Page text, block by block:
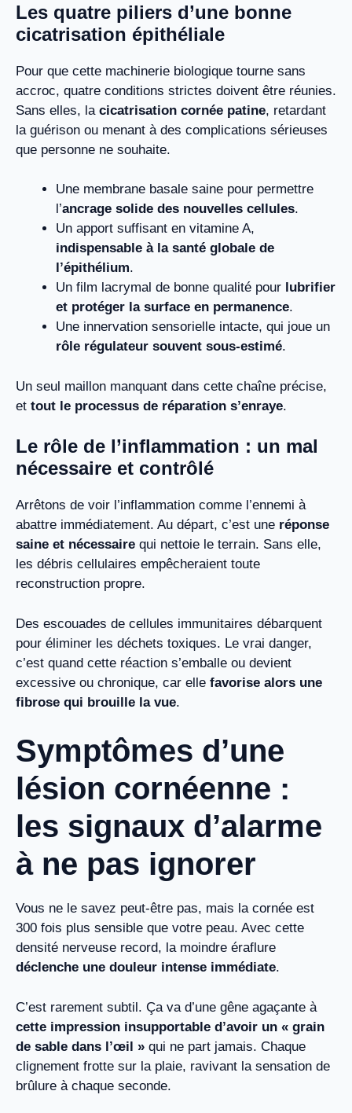
Les quatre piliers d’une bonne
cicatrisation épithéliale
Pour que cette machinerie biologique tourne sans
accroc, quatre conditions strictes doivent être réunies.
Sans elles, la cicatrisation cornée patine, retardant
la guérison ou menant à des complications sérieuses
que personne ne souhaite.
Une membrane basale saine pour permettre
l’ancrage solide des nouvelles cellules.
Un apport suffisant en vitamine A,
indispensable à la santé globale de
l’épithélium.
Un film lacrymal de bonne qualité pour lubrifier
et protéger la surface en permanence.
Une innervation sensorielle intacte, qui joue un
rôle régulateur souvent sous-estimé.
Un seul maillon manquant dans cette chaîne précise,
et tout le processus de réparation s’enraye.
Le rôle de l’inflammation : un mal
nécessaire et contrôlé
Arrêtons de voir l’inflammation comme l’ennemi à
abattre immédiatement. Au départ, c’est une réponse
saine et nécessaire qui nettoie le terrain. Sans elle,
les débris cellulaires empêcheraient toute
reconstruction propre.
Des escouades de cellules immunitaires débarquent
pour éliminer les déchets toxiques. Le vrai danger,
c’est quand cette réaction s’emballe ou devient
excessive ou chronique, car elle favorise alors une
fibrose qui brouille la vue.
Symptômes d’une
lésion cornéenne :
les signaux d’alarme
à ne pas ignorer
Vous ne le savez peut-être pas, mais la cornée est
300 fois plus sensible que votre peau. Avec cette
densité nerveuse record, la moindre éraflure
déclenche une douleur intense immédiate.
C’est rarement subtil. Ça va d’une gêne agaçante à
cette impression insupportable d’avoir un « grain
de sable dans l’œil » qui ne part jamais. Chaque
clignement frotte sur la plaie, ravivant la sensation de
brûlure à chaque seconde.